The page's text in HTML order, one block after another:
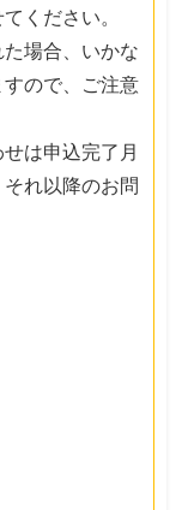
ください。
た場合、いかな
ので、ご注意
は申込完了月
れ以降のお問